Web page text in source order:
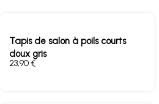
Tapis de salon à poils courts
doux gris
€